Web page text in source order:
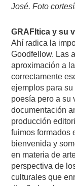
José. Foto
GRAFItica y su
Ahí radica la
Goodfellow. Las
aproximación a
correctamente
ejemplos para
poesía pero a su
documentación
producción
fuimos formados
bienvenida y
en materia de
perspectiva de
culturales que